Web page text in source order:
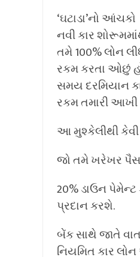
‘ઘટાડા’નો આંચકો
નવી કાર
તમે 100% લોન
રકમ કરતા ઓછું
સમય દરમિયાન
રકમ તમારી
આ મુશ્કેલીથી
જો તમે ખરેખર
20% ડાઉન
પ્રદાન કરશે.
બેંક સાથે જાતે
નિયમિત કાર